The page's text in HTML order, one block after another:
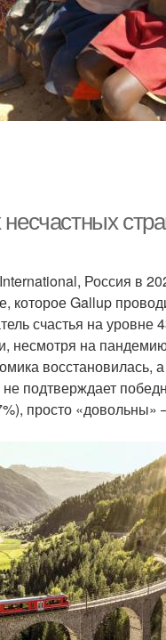
Россия в
которое Gallup
счастья на уровне
несмотря на
восстановилась,
подтверждает
просто